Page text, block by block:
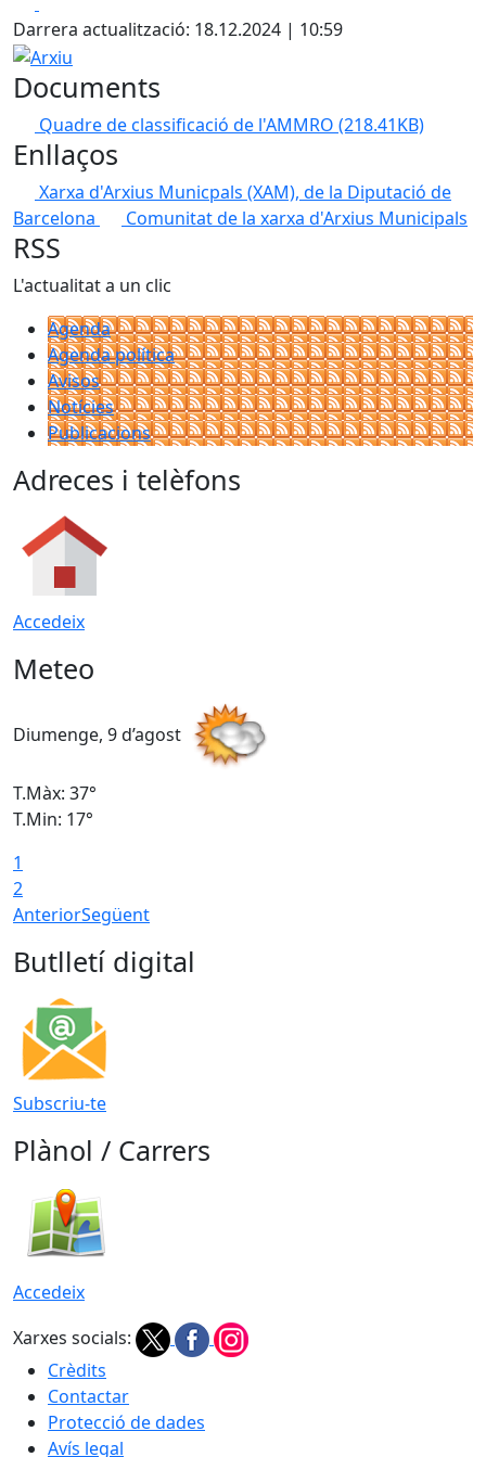
Darrera actualització: 18.12.2024 | 10:59
Arxiu
Documents
Quadre de classificació de l'AMMRO (218.41KB)
Enllaços
Xarxa d'Arxius Municpals (XAM), de la Diputació de
Barcelona
Comunitat de la xarxa d'Arxius Municipals
RSS
L'actualitat a un clic
Agenda
Agenda política
Avisos
Notícies
Publicacions
Adreces i telèfons
Accedeix
Meteo
Diumenge, 9 d’agost
T.Màx: 37°
T.Min: 17°
1
2
AnteriorSegüent
Butlletí digital
Subscriu-te
Plànol / Carrers
Accedeix
Xarxes socials:
Crèdits
Contactar
Protecció de dades
Avís legal